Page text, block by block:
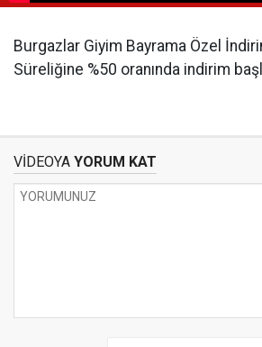
Burgazlar Giyim Bayrama Özel
Süreliğine %50 oranında indirim
VİDEOYA YORUM KAT